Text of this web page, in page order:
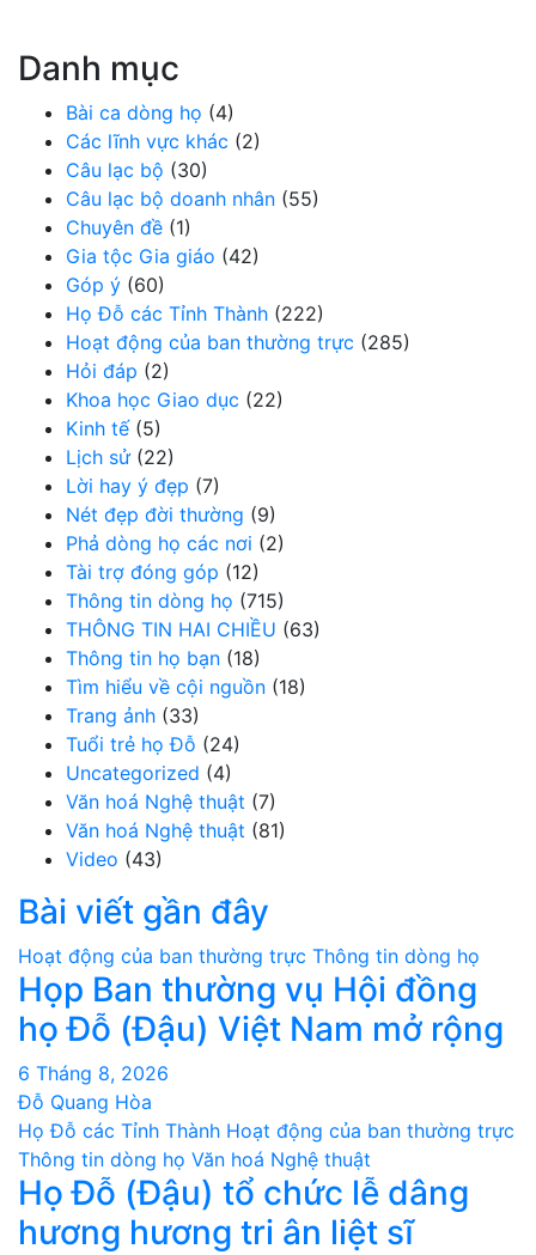
Danh mục
Bài ca dòng họ (4)
Các lĩnh vực khác (2)
Câu lạc bộ (30)
Câu lạc bộ doanh nhân (55)
Chuyên đề (1)
Gia tộc Gia giáo (42)
Góp ý (60)
Họ Đỗ các Tỉnh Thành (222)
Hoạt động của ban thường trực (285)
Hỏi đáp (2)
Khoa học Giao dục (22)
Kinh tế(5)
Lịch sử(22)
Lời hay ý đẹp (7)
Nét đẹp đời thường (9)
Phả dòng họ các nơi (2)
Tài trợ đóng góp (12)
Thông tin dòng họ (715)
THÔNG TIN HAI CHIỀU (63)
Thông tin họ bạn (18)
Tìm hiểu về cội nguồn (18)
Trang ảnh (33)
Tuổi trẻ họ Đỗ (24)
Uncategorized (4)
Văn hoá Nghệ thuật (7)
Văn hoá Nghệ thuật (81)
Video (43)
Bài viết gần đây
Hoạt động của ban thường trực Thông tin dòng họ
Họp Ban thường vụ Hội đồng
họ Đỗ (Đậu) Việt Nam mở rộng
6 Tháng 8, 2026
Đỗ Quang Hòa
Họ Đỗ các Tỉnh Thành Hoạt động của ban thường trực
Thông tin dòng họ Văn hoá Nghệ thuật
Họ Đỗ (Đậu) tổ chức lễ dâng
hương hương tri ân liệt sĩ